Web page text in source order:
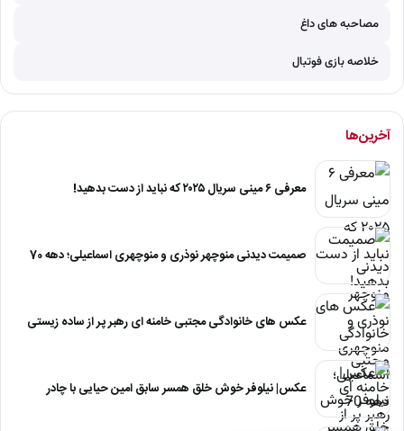
مصاحبه های داغ
خلاصه بازی فوتبال
آخرین‌ها
معرفی ۶ مینی سریال ۲۰۲۵ که نباید از دست بدهید!
صمیمت دیدنی منوچهر نوذری و منوچهری اسماعیلی؛ دهه 70
عکس های خانوادگی مجتبی خامنه ای رهبر پر از ساده زیستی
عکس| نیلوفر خوش خلق همسر سابق امین حیایی با چادر